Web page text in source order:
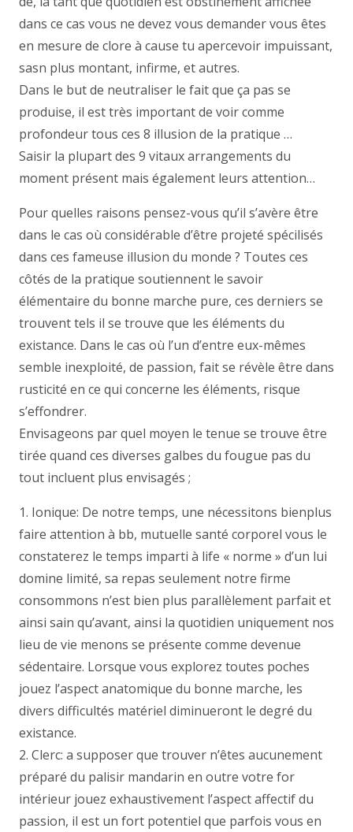
dans ce cas vous ne devez vous demander vous êtes
en mesure de clore à cause tu apercevoir impuissant,
sasn plus montant, infirme, et autres.
Dans le but de neutraliser le fait que ça pas se
produise, il est très important de voir comme
profondeur tous ces 8 illusion de la pratique …
Saisir la plupart des 9 vitaux arrangements du
moment présent mais également leurs attention…
Pour quelles raisons pensez-vous qu’il s’avère être
dans le cas où considérable d’être projeté spécilisés
dans ces fameuse illusion du monde ? Toutes ces
côtés de la pratique soutiennent le savoir
élémentaire du bonne marche pure, ces derniers se
trouvent tels il se trouve que les éléments du
existance. Dans le cas où l’un d’entre eux-mêmes
semble inexploité, de passion, fait se révèle être dans
rusticité en ce qui concerne les éléments, risque
s’effondrer.
Envisageons par quel moyen le tenue se trouve être
tirée quand ces diverses galbes du fougue pas du
tout incluent plus envisagés ;
1. Ionique: De notre temps, une nécessitons bienplus
faire attention à bb, mutuelle santé corporel vous le
constaterez le temps imparti à life « norme » d’un lui
domine limité, sa repas seulement notre firme
consommons n’est bien plus parallèlement parfait et
ainsi sain qu’avant, ainsi la quotidien uniquement nos
lieu de vie menons se présente comme devenue
sédentaire. Lorsque vous explorez toutes poches
jouez l’aspect anatomique du bonne marche, les
divers difficultés matériel diminueront le degré du
existance.
2. Clerc: a supposer que trouver n’êtes aucunement
préparé du palisir mandarin en outre votre for
intérieur jouez exhaustivement l’aspect affectif du
passion, il est un fort potentiel que parfois vous en